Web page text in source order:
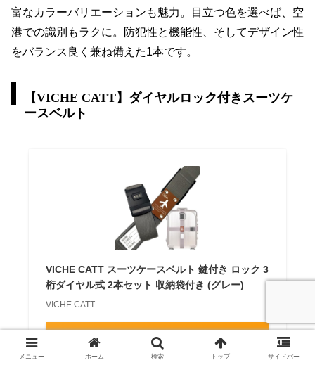
富なカラーバリエーションも魅力。目立つ色を選べば、空
港での識別もラクに。防犯性と機能性、そしてデザイン性
をバランス良く兼ね備えた1本です。
【VICHE CATT】ダイヤルロック付きスーツケ
ースベルト
VICHE CATT スーツケースベルト 鍵付き ロック 3
桁ダイヤル式 2本セット 収納袋付き (グレー)
VICHE CATT
Amazon
メニュー ホーム 検索 トップ サイドバー